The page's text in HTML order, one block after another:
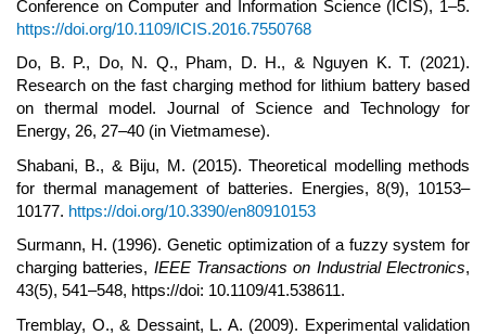
Conference on Computer and Information Science (ICIS), 1–5.
https://doi.org/10.1109/ICIS.2016.7550768
Do, B. P., Do, N. Q., Pham, D. H., & Nguyen K. T. (2021).
Research on the fast charging method for lithium battery based
on thermal model. Journal of Science and Technology for
Energy, 26, 27–40 (in Vietmamese).
Shabani, B., & Biju, M. (2015). Theoretical modelling methods
for thermal management of batteries. Energies, 8(9), 10153–
10177. https://doi.org/10.3390/en80910153
Surmann, H. (1996). Genetic optimization of a fuzzy system for
charging batteries, IEEE Transactions on Industrial Electronics,
43(5), 541–548, https://doi: 10.1109/41.538611.
Tremblay, O., & Dessaint, L. A. (2009). Experimental validation